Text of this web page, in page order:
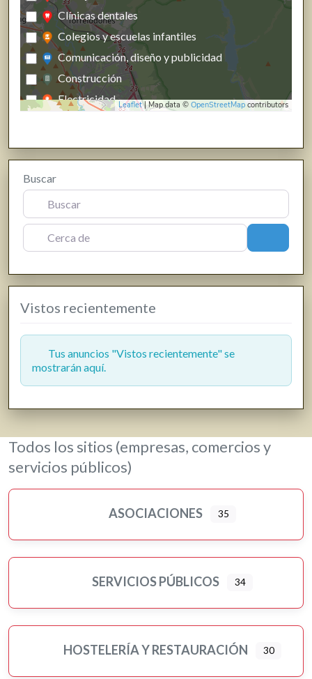
Leaflet| Map data © OpenStreetMap contributors
Clínicas dentales
Colegios y escuelas infantiles
Comunicación, diseño y publicidad
Construcción
Electricidad
Farmacias, parafarmacias y herbolarios
Ferreterías
Fisioterapia
Floristerías
Fotografía y producción audiovisual
Gasóleo
Gasolineras
Hostelería y restauración
Informática y telecomunicaciones
Jardinería y viveros
Librerías, papelerías e impresión digital
Loterías
Murales artísticos
Ópticas
Peluquerías, belleza y estética
Psicología
Buscar
Cerca de
Vistos recientemente
Tus anuncios "Vistos recientemente" se
mostrarán aquí.
Todos los sitios (empresas, comercios y
servicios públicos)
ASOCIACIONES 35
SERVICIOS PÚBLICOS 34
HOSTELERÍA Y RESTAURACIÓN 30